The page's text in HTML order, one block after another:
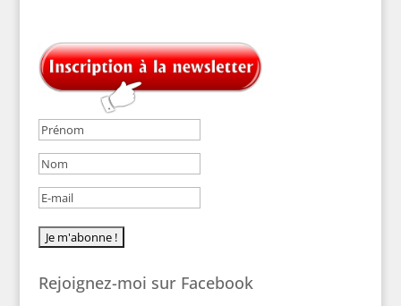
Rejoignez-moi sur Facebook